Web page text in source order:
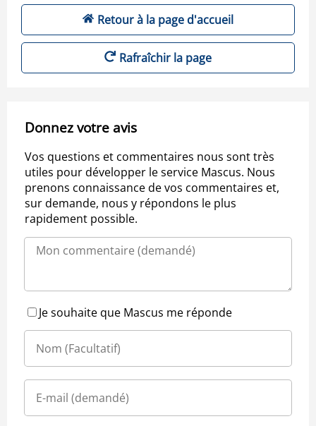
Retour à la page d'accueil
Rafraîchir la page
Donnez votre avis
Vos questions et commentaires nous sont très
utiles pour développer le service Mascus. Nous
prenons connaissance de vos commentaires et,
sur demande, nous y répondons le plus
rapidement possible.
Je souhaite que Mascus me réponde